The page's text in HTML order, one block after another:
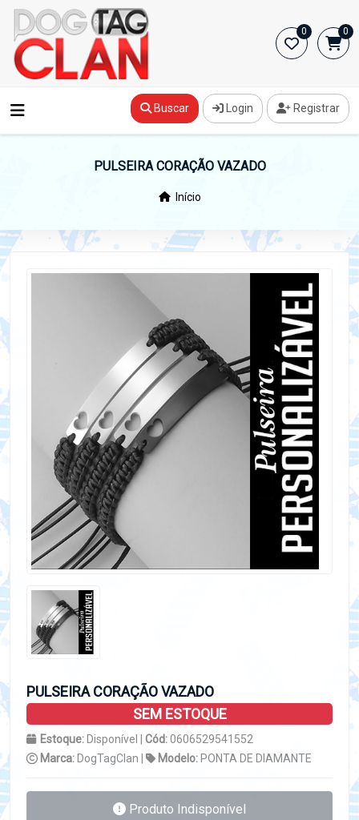
0 0
Buscar Login Registrar
PULSEIRA CORAÇÃO VAZADO
Início
PULSEIRA CORAÇÃO VAZADO
SEM ESTOQUE
Estoque: Disponível | Cód:0606529541552
Marca: DogTagClan | Modelo: PONTA DE DIAMANTE
Produto Indisponível